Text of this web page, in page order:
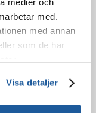
med.
med annan
som de har
Visa detaljer